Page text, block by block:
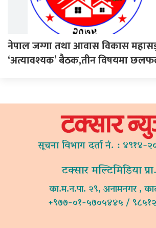
नेपाल जग्गा तथा आवास विकास
‘अत्यावश्यक’ बैठक,तीन विषयमा
सूचना विभाग दर्ता नं. : ४९१४-
टक्सार मल्टिमिडिया
का.म.न.पा. २९, अनामनगर ,
+९७७-०१-५७०५४४५ /